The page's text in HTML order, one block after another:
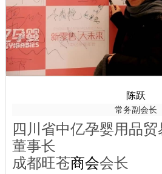
陈跃
常务副会长
四川省中亿孕婴用品贸
董事长
成都旺苍商会会长